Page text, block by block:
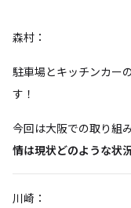
森村：
駐車場とキッチンカー
す！
今回は大阪での取り組
情は現状どのような状
川崎：